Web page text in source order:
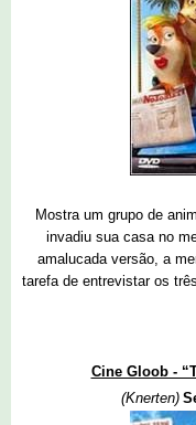
Mostra um grupo de
invadiu sua casa no
amalucada versão, a
tarefa de entrevistar os
Cine Gloob -
(Knerten)